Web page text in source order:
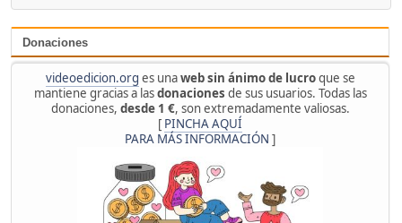
Donaciones
videoedicion.org es unaweb sin ánimo de lucroque se
mantiene gracias a lasdonaciones de sus usuarios. Todas las
donaciones, desde 1 €, son extremadamente valiosas.
[ PINCHA AQUÍ
PARA MÁS INFORMACIÓN ]